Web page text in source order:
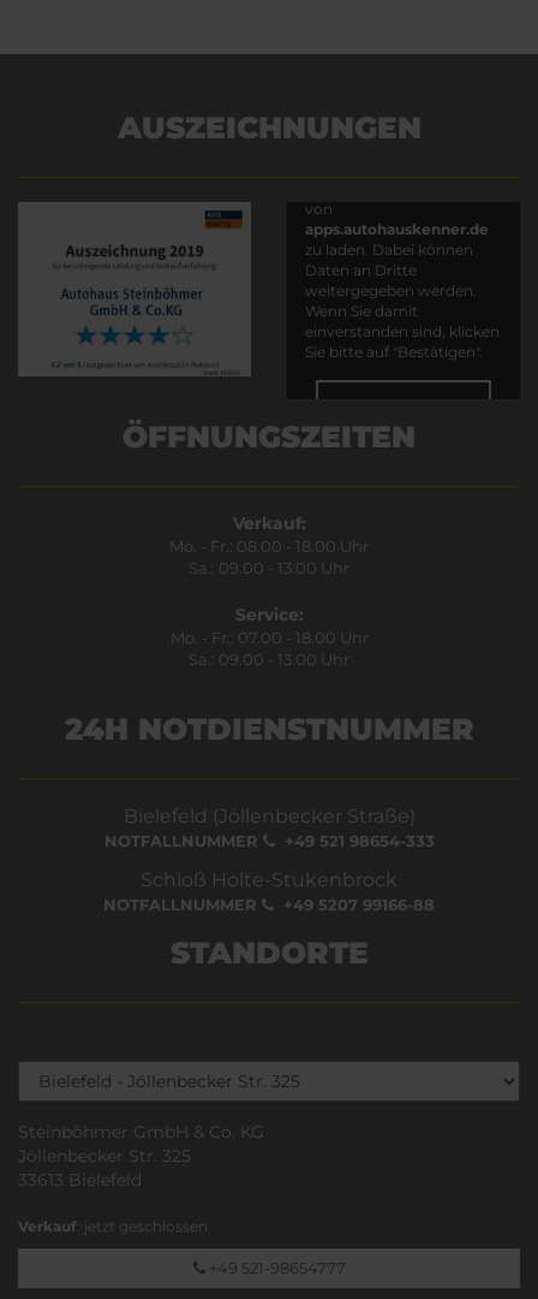
AUSZEICHNUNGEN
von
apps.autohauskenner.de
zu laden. Dabei können
Daten an Dritte
weitergegeben werden.
Wenn Sie damit
einverstanden sind, klicken
Sie bitte auf "Bestätigen".
ÖFFNUNGSZEITEN
Verkauf:
Mo. - Fr.: 08.00 - 18.00 Uhr
Sa.: 09.00 - 13.00 Uhr
Service:
Mo. - Fr.: 07.00 - 18.00 Uhr
Sa.: 09.00 - 13.00 Uhr
24H NOTDIENSTNUMMER
Bielefeld (Jöllenbecker Straße)
NOTFALLNUMMER +49 521 98654-333
Schloß Holte-Stukenbrock
NOTFALLNUMMER +49 5207 99166-88
STANDORTE
Steinböhmer GmbH & Co. KG
Jöllenbecker Str. 325
33613 Bielefeld
Verkauf: jetzt geschlossen
+49 521-98654777